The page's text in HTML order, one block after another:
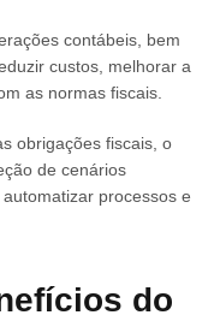
contábeis, bem
custos, melhorar a
as normas fiscais.
obrigações fiscais, o
de cenários
processos e
do